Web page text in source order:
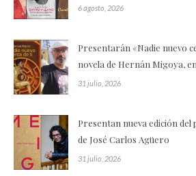
6 agosto, 2026
Presentarán «Nadie nuevo
novela de Hernán Migoya,
31 julio, 2026
Presentan nueva edición
de José Carlos Agüero
31 julio, 2026